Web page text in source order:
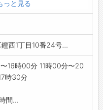
る・焼くといった調理は
機械で温める・刻む・と
、配膳・下膳をお任せし
、居室、浴室、お手洗い
っと見る
西1丁目10番24号...
16時00分 11時00分〜20
時30分
間...